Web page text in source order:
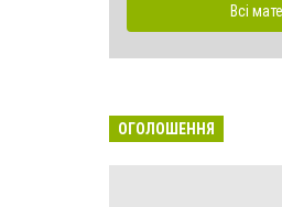
Всі
ОГОЛОШЕННЯ